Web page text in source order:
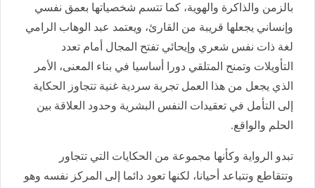
بالزمن والذاكرة والهوية، كما تتسم شخصياتها بعمق نفسي
وإنساني يجعلها قريبة من القارئ، ويعتمد عبد الوهاب الرامي
لغة ذات نفس شعري وإيحائي تفتح المجال أمام تعدد
التأويلات وتمنح المتلقي دورا أساسيا في بناء المعنى، الأمر
الذي يجعل من هذا العمل تجربة سردية غنية تتجاوز الحكاية
إلى التأمل في تعقيدات النفس البشرية وحدود العلاقة بين
الحلم والواقع.
تبدو الرواية وكأنها مجموعة من الحكايات التي تتجاور
وتتقاطع وتتباعد أحيانا، لكنها تعود دائما إلى المركز نفسه وهو